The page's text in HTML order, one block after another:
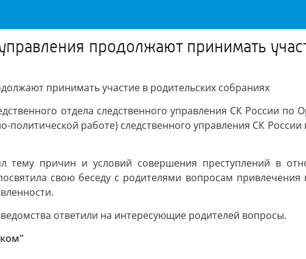
продолжают принимать
принимать участие в родительских собраниях
отдела следственного управления СК России
политической работе) следственного управления СК
тему причин и условий совершения преступлений в
свою беседу с родителями вопросам
ответили на интересующие родителей вопросы.